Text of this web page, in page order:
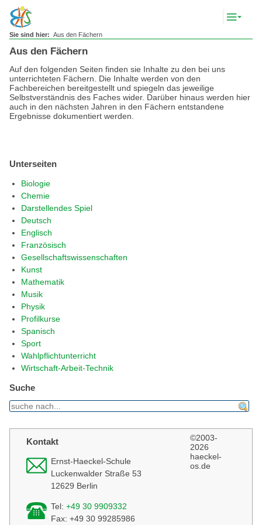
Sie sind hier: Aus den Fächern
Aus den Fächern
Auf den folgenden Seiten finden sie Inhalte zu den bei uns
unterrichteten Fächern. Die Inhalte werden von den
Fachbereichen bereitgestellt und spiegeln das jeweilige
Selbstverständnis des Faches wider. Darüber hinaus werden hier
auch in den nächsten Jahren in den Fächern entstandene
Ergebnisse dokumentiert werden.
Unterseiten
Biologie
Chemie
Darstellendes Spiel
Deutsch
Englisch
Französisch
Gesellschaftswissenschaften
Kunst
Mathematik
Musik
Physik
Profilkurse
Spanisch
Sport
Wahlpflichtunterricht
Wirtschaft-Arbeit-Technik
Suche
Kontakt
Ernst-Haeckel-Schule
Luckenwalder Straße 53
12629 Berlin
Tel: +49 30 9909332
Fax: +49 30 99285986
©2003-
2026
haeckel-
os.de